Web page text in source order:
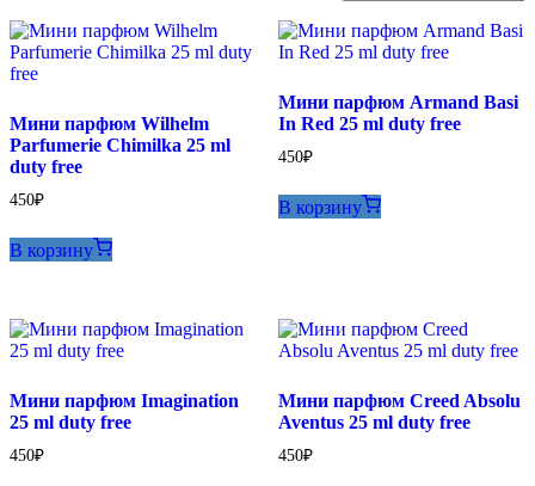
недавние
Мини парфюм Wilhelm
Parfumerie Chimilka 25 ml
duty free
450₽
В корзину
Мини парфюм Armand Basi
In Red 25 ml duty free
450₽
В корзину
Мини парфюм Imagination
25 ml duty free
450₽
Мини парфюм Creed Absolu
Aventus 25 ml duty free
450₽